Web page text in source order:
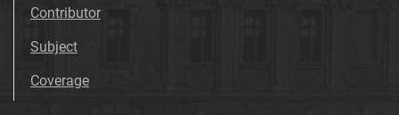
Contributor
Subject
Coverage